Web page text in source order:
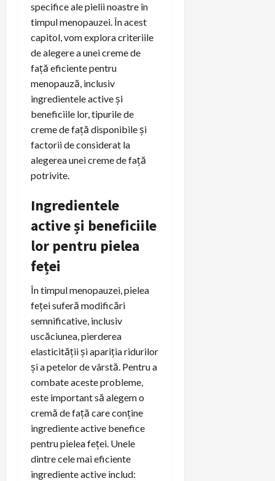
specifice ale pielii noastre în
timpul menopauzei. În acest
capitol, vom explora criteriile
de alegere a unei creme de
față eficiente pentru
menopauză, inclusiv
ingredientele active și
beneficiile lor, tipurile de
creme de față disponibile și
factorii de considerat la
alegerea unei creme de față
potrivite.
Ingredientele
active și beneficiile
lor pentru pielea
feței
În timpul menopauzei, pielea
feței suferă modificări
semnificative, inclusiv
uscăciunea, pierderea
elasticității și apariția ridurilor
și a petelor de vârstă. Pentru a
combate aceste probleme,
este important să alegem o
cremă de față care conține
ingrediente active benefice
pentru pielea feței. Unele
dintre cele mai eficiente
ingrediente active includ: